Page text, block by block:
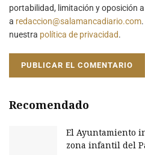
portabilidad, limitación y oposición
a redaccion@salamancadiario.com
nuestra política de privacidad.
Recomendado
El Ayuntamiento
zona infantil del